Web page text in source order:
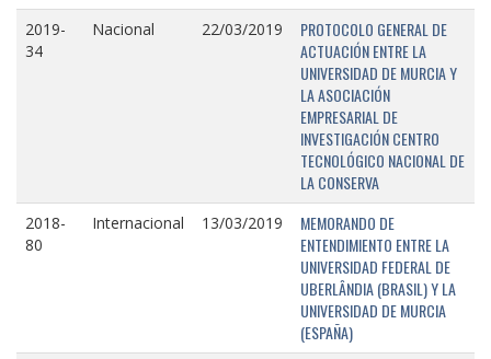
2019-
34
Nacional 22/03/2019
PROTOCOLO GENERAL DE
ACTUACIÓN ENTRE LA
UNIVERSIDAD DE MURCIA Y
LA ASOCIACIÓN
EMPRESARIAL DE
INVESTIGACIÓN CENTRO
TECNOLÓGICO NACIONAL DE
LA CONSERVA
2018-
80
Internacional 13/03/2019
MEMORANDO DE
ENTENDIMIENTO ENTRE LA
UNIVERSIDAD FEDERAL DE
UBERLÂNDIA (BRASIL) Y LA
UNIVERSIDAD DE MURCIA
(ESPAÑA)